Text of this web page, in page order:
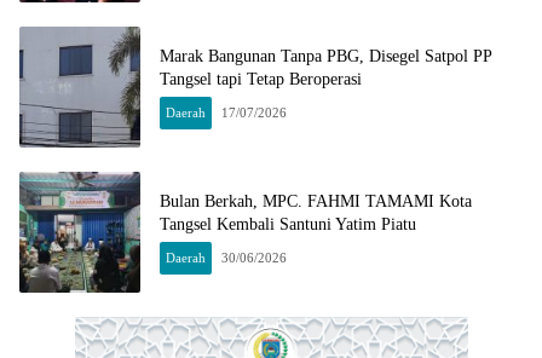
Marak Bangunan Tanpa PBG, Disegel Satpol PP
Tangsel tapi Tetap Beroperasi
Daerah 17/07/2026
Bulan Berkah, MPC. FAHMI TAMAMI Kota
Tangsel Kembali Santuni Yatim Piatu
Daerah 30/06/2026